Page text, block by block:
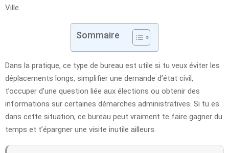
Ville.
Sommaire
Dans la pratique, ce type de bureau est utile si tu veux éviter les
déplacements longs, simplifier une demande d’état civil,
t’occuper d’une question liée aux élections ou obtenir des
informations sur certaines démarches administratives. Si tu es
dans cette situation, ce bureau peut vraiment te faire gagner du
temps et t’épargner une visite inutile ailleurs.